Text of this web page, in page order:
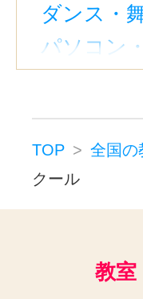
新宿西口
中野駅(東
東銀座駅
大塚駅(東
上野御徒町
水道橋駅
大森駅(東
御徒町駅
ダンス・
パソコン
TOP 全国の
クール
教室